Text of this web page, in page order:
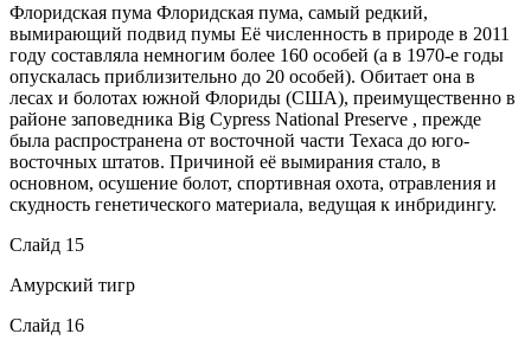
Флоридская пума Флоридская пума, самый редкий,
вымирающий подвид пумы Её численность в природе в 2011
году составляла немногим более 160 особей (а в 1970-е годы
опускалась приблизительно до 20 особей). Обитает она в
лесах и болотах южной Флориды (США), преимущественно в
районе заповедника Big Cypress National Preserve , прежде
была распространена от восточной части Техаса до юго-
восточных штатов. Причиной её вымирания стало, в
основном, осушение болот, спортивная охота, отравления и
скудность генетического материала, ведущая к инбридингу.
Слайд 15
Амурский тигр
Слайд 16